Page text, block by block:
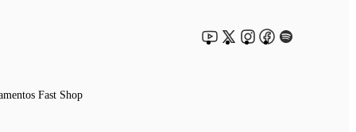
Fast Shop